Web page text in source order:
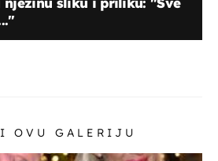
I OVU GALERIJU